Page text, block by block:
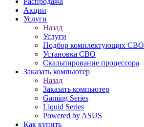
Акции
Услуги
Назад
Услуги
Подбор комплектующих СВО
Установка СВО
Скальпирование процессора
Заказать компьютер
Назад
Заказать компьютер
Gaming Series
Liquid Series
Powered by ASUS
Как купить